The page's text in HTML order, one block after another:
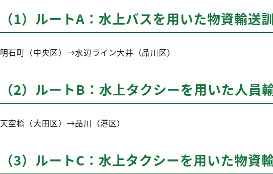
（1）ルートA：水上バスを用いた物資輸送
明石町（中央区）→水辺ライン大井（品川区）
（2）ルートB：水上タクシーを用いた人員
天空橋（大田区）→品川（港区）
（3）ルートC：水上タクシーを用いた物資